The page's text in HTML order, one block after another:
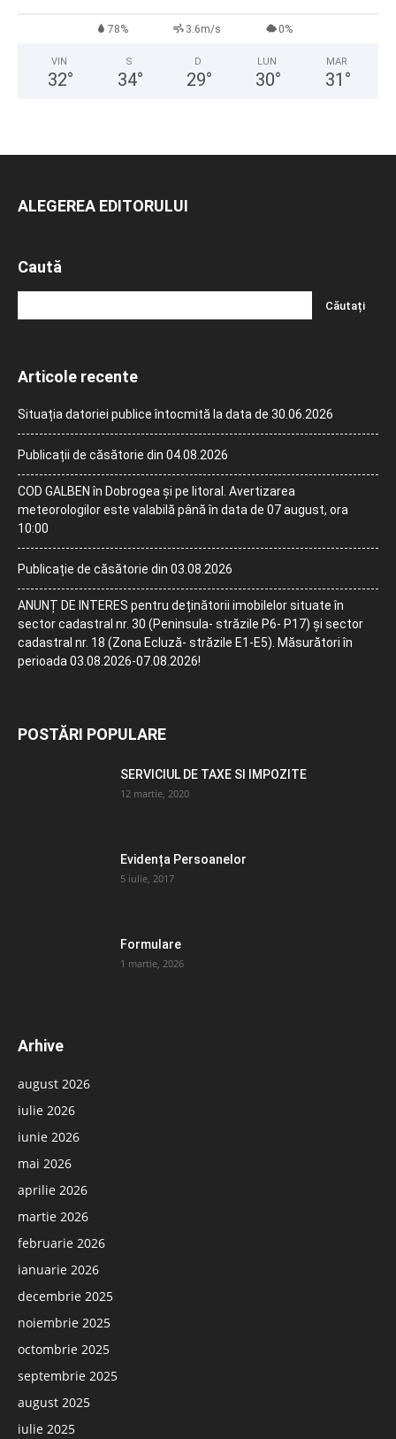
78% 3.6m/s 0%
VIN
32°
S
34°
D
29°
LUN
30°
MAR
31 °
ALEGEREA EDITORULUI
Caută
Articole recente
Situația datoriei publice întocmită la data de 30.06.2026
Publicații de căsătorie din 04.08.2026
COD GALBEN în Dobrogea și pe litoral. Avertizarea
meteorologilor este valabilă până în data de 07 august, ora
10:00
Publicație de căsătorie din 03.08.2026
ANUNȚ DE INTERES pentru deținătorii imobilelor situate în
sector cadastral nr. 30 (Peninsula- străzile P6- P17) și sector
cadastral nr. 18 (Zona Ecluză- străzile E1-E5). Măsurători în
perioada 03.08.2026-07.08.2026!
POSTĂRI POPULARE
SERVICIUL DE TAXE SI IMPOZITE
12 martie, 2020
Evidența Persoanelor
5 iulie, 2017
Formulare
1 martie, 2026
Arhive
august 2026
iulie 2026
iunie 2026
mai 2026
aprilie 2026
martie 2026
februarie 2026
ianuarie 2026
decembrie 2025
noiembrie 2025
octombrie 2025
septembrie 2025
august 2025
iulie 2025